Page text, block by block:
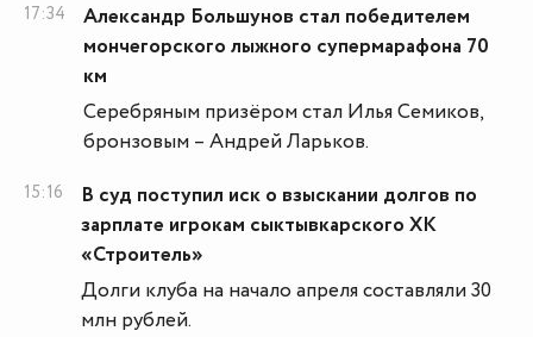
17:34
Александр Большунов стал победителем
мончегорского лыжного супермарафона 70
км
Серебряным призёром стал Илья Семиков,
бронзовым – Андрей Ларьков.
15:16
В суд поступил иск о взыскании долгов по
зарплате игрокам сыктывкарского ХК
«Строитель»
Долги клуба на начало апреля составляли 30
млн рублей.